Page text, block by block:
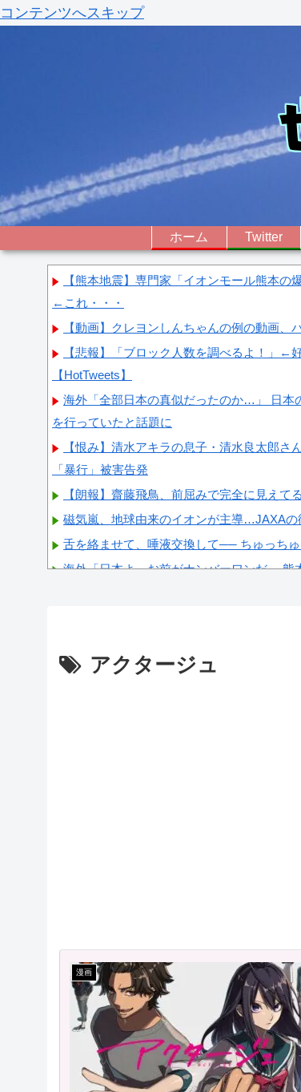
コンテンツへスキップ
ホーム Twitter
【熊本地震】専門家「イオンモール熊本
←これ・・・
【動画】クレヨンしんちゃんの例の動画
【悲報】「ブロック人数を調べるよ！」←
【HotTweets】
海外「全部日本の真似だったのか…」 日本
を行っていたと話題に
【恨み】清水アキラの息子・清水良太郎さ
「暴行」被害告発
【朗報】齋藤飛鳥、前屈みで完全に見え
磁気嵐、地球由来のイオンが主導…JAXAの
舌を絡ませて、唾液交換して── ちゅっち
海外「日本よ、お前がナンバーワンだ」
アクタージュ
漫画